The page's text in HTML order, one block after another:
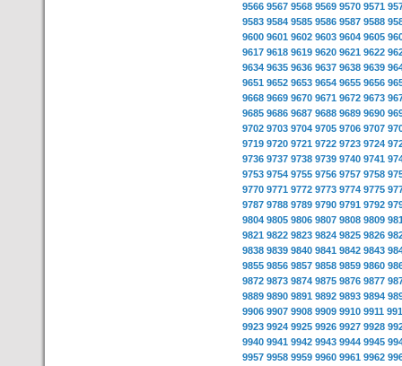
9566 9567 9568 9569 9570 9571
9583 9584 9585 9586 9587 9588
9600 9601 9602 9603 9604 9605
9617 9618 9619 9620 9621 9622
9634 9635 9636 9637 9638 9639
9651 9652 9653 9654 9655 9656
9668 9669 9670 9671 9672 9673
9685 9686 9687 9688 9689 9690
9702 9703 9704 9705 9706 9707
9719 9720 9721 9722 9723 9724
9736 9737 9738 9739 9740 9741
9753 9754 9755 9756 9757 9758
9770 9771 9772 9773 9774 9775
9787 9788 9789 9790 9791 9792
9804 9805 9806 9807 9808 9809
9821 9822 9823 9824 9825 9826
9838 9839 9840 9841 9842 9843
9855 9856 9857 9858 9859 9860
9872 9873 9874 9875 9876 9877
9889 9890 9891 9892 9893 9894
9906 9907 9908 9909 9910 9911
9923 9924 9925 9926 9927 9928
9940 9941 9942 9943 9944 9945
9957 9958 9959 9960 9961 9962